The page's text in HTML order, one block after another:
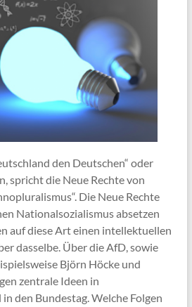
den Deutschen“ oder
spricht die Neue Rechte von
Die Neue Rechte
Nationalsozialismus absetzen
auf diese Art einen intellektuellen
dasselbe. Über die AfD, sowie
Björn Höcke und
zentrale Ideen in
den Bundestag. Welche Folgen